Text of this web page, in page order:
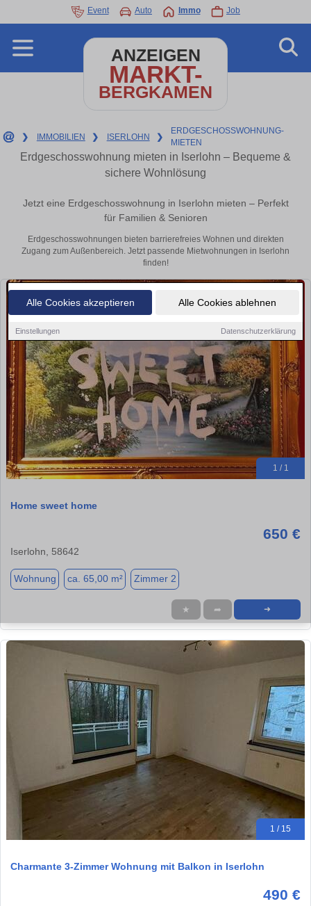
Alle Cookies akzeptieren Alle Cookies ablehnen
Einstellungen Datenschutzerklärung
Event Auto Immo Job
ANZEIGEN
MARKT-
BERGKAMEN
❯ IMMOBILIEN ❯ ISERLOHN ❯
ERDGESCHOSSWOHNUNG-
MIETEN
Erdgeschosswohnung mieten in Iserlohn – Bequeme &
sichere Wohnlösung
Jetzt eine Erdgeschosswohnung in Iserlohn mieten – Perfekt
für Familien & Senioren
Erdgeschosswohnungen bieten barrierefreies Wohnen und direkten
Zugang zum Außenbereich. Jetzt passende Mietwohnungen in Iserlohn
finden!
1 / 1
Home sweet home
650 €
Iserlohn, 58642
Wohnung ca. 65,00 m² Zimmer 2
★ ➦ ➜
1 / 15
Charmante 3-Zimmer Wohnung mit Balkon in Iserlohn
490 €